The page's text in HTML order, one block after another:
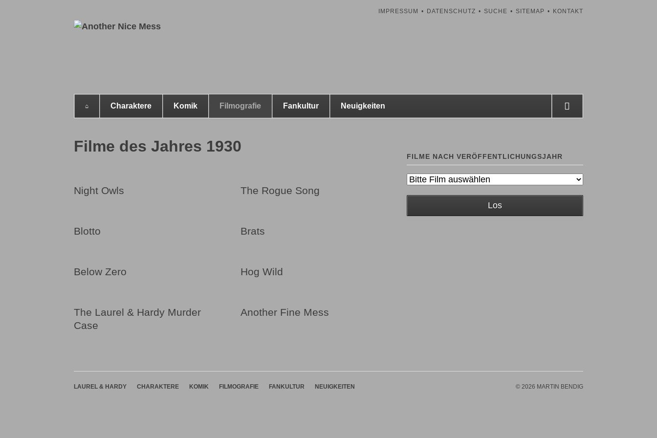
NAVIGATION
IMPRESSUM DATENSCHUTZ SUCHE SITEMAP KONTAKT
überspringen
Charaktere Komik Filmografie Fankultur Neuigkeiten
Filme des Jahres 1930
Night Owls The Rogue Song
Blotto Brats
Below Zero Hog Wild
The Laurel & Hardy Murder
Case
Another Fine Mess
FILME NACH VERÖFFENTLICHUNGSJAHR
Zielseite
NAVIGATION
LAUREL & HARDY CHARAKTERE KOMIK FILMOGRAFIE FANKULTUR NEUIGKEITEN © 2026 MARTIN BENDIG